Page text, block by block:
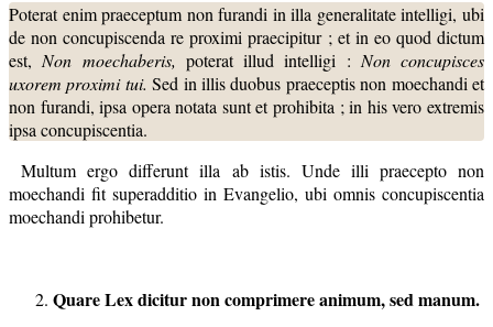
Poterat enim praeceptum non furandi in illa generalitate intelligi, ubi
de non concupiscenda re proximi praecipitur ; et in eo quod dictum
est, Non moechaberis, poterat illud intelligi : Non concupisces
uxorem proximitui.Sed in illis duobus praeceptis non moechandi et
non furandi, ipsa opera notata sunt et prohibita ; in his vero extremis
ipsa concupiscentia.
Multum ergo differunt illa ab istis. Unde illi praecepto non
moechandi fit superadditio in Evangelio, ubi omnis concupiscentia
moechandi prohibetur.
Quare Lex dicitur non comprimere animum, sed manum.